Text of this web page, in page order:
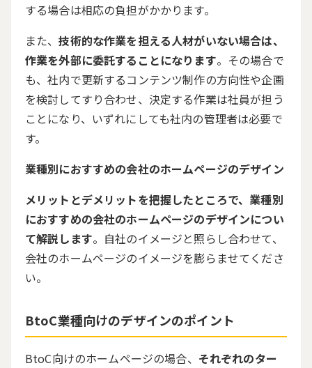
する場合は相応の負担がかかります。
また、技術的な作業を担える人材がいない場合は、
作業を外部に委託することになります。その場合で
も、社内で更新するコンテンツ制作の方向性や企画
を検討してすり合わせ、決定する作業は社員が担う
ことになり、いずれにしても社内の管理者は必要で
す。
業種別におすすめの会社のホームページのデザイン
メリットとデメリットを把握したところで、業種別
におすすめの会社のホームページのデザインについ
て解説します。自社のイメージと照らし合わせて、
会社のホームページのイメージを膨らませてくださ
い。
BtoC業種向けのデザインのポイント
BtoC向けのホームページの場合、 それぞれのター